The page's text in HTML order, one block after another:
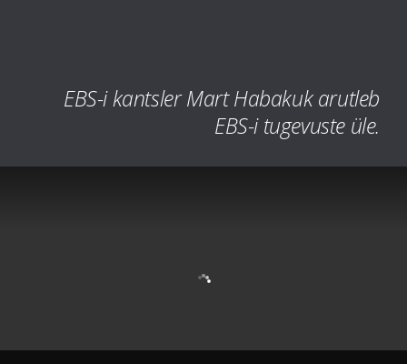
EBS-i kantsler Mart Habakuk arutleb
EBS-i tugevuste üle.